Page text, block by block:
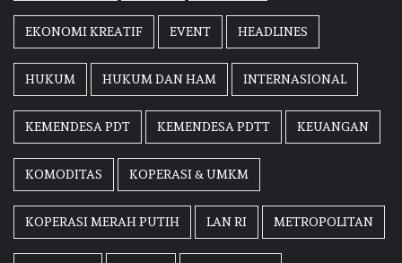
EKONOMI KREATIF EVENT HEADLINES
HUKUM HUKUM DAN HAM INTERNASIONAL
KEMENDESA PDT KEMENDESA PDTT KEUANGAN
KOMODITAS KOPERASI & UMKM
KOPERASI MERAH PUTIH LAN RI METROPOLITAN